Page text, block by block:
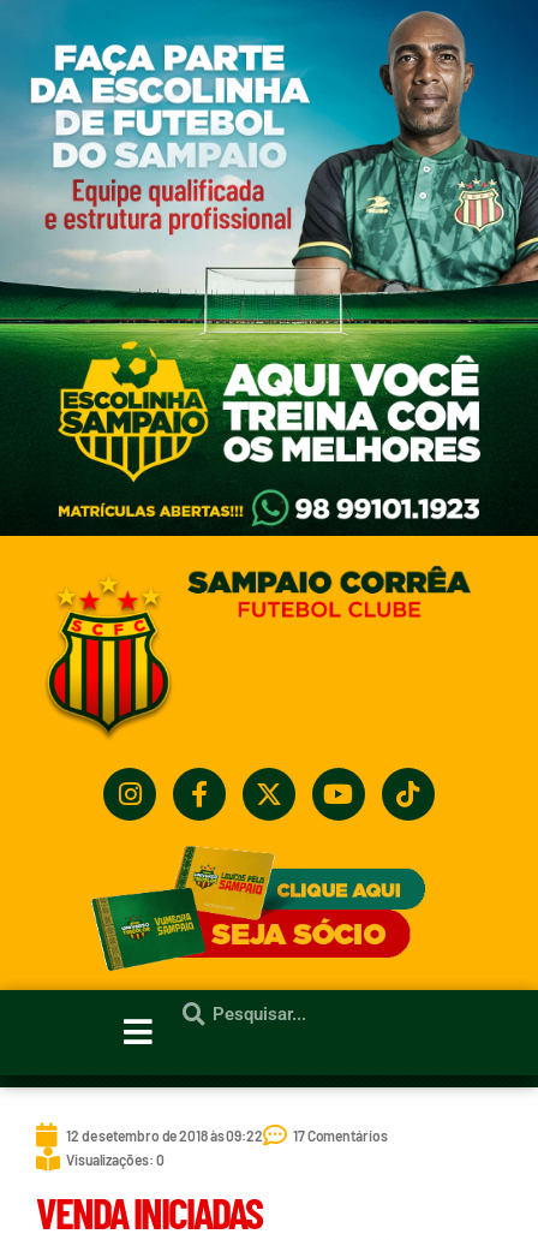
12 de setembro de 2018 às 09:22
17 Comentários
Visualizações: 0
VENDA INICIADAS